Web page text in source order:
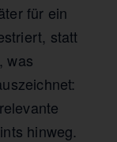
für ein
statt
was
hinweg.